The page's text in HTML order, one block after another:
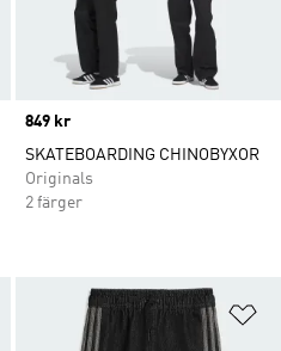
Price
849 kr
SKATEBOARDING CHINOBYXOR
Originals
2 färger
Lägg till på önskelistan